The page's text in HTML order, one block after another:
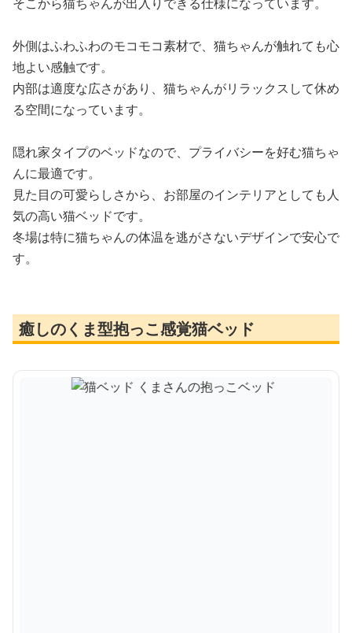
外側はふわふわのモコモコ素材で、猫ちゃんが触れても心
地よい感触です。
内部は適度な広さがあり、猫ちゃんがリラックスして休め
る空間になっています。
隠れ家タイプのベッドなので、プライバシーを好む猫ちゃ
んに最適です。
見た目の可愛らしさから、お部屋のインテリアとしても人
気の高い猫ベッドです。
冬場は特に猫ちゃんの体温を逃がさないデザインで安心で
す。
癒しのくま型抱っこ感覚猫ベッド